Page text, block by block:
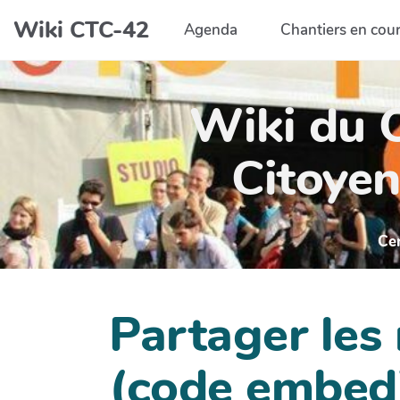
Aller au contenu principal
Wiki CTC-42 Agenda Chantiers en
Wiki du
Partager